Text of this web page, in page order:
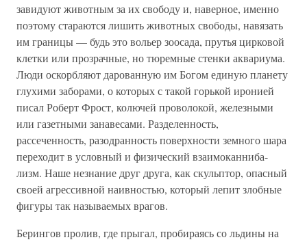
завидуют животным за их свободу и, наверное, именно
поэтому стараются лишить животных свободы, навязать
им границы — будь это вольер зоосада, прутья цирковой
клетки или прозрачные, но тюремные стенки аквариума.
Люди оскорбляют дарованную им Богом единую планету
глухими заборами, о которых с такой горькой иронией
писал Роберт Фрост, колючей проволокой, железными
или газетными занавесами. Разделенность,
рассеченность, разодранность поверхности земного шара
переходит в условный и физический взаимоканниба-
лизм. Наше незнание друг друга, как скульптор, опасный
своей агрессивной наивностью, который лепит злобные
фигуры так называемых врагов.
Берингов пролив, где прыгал, пробираясь со льдины на